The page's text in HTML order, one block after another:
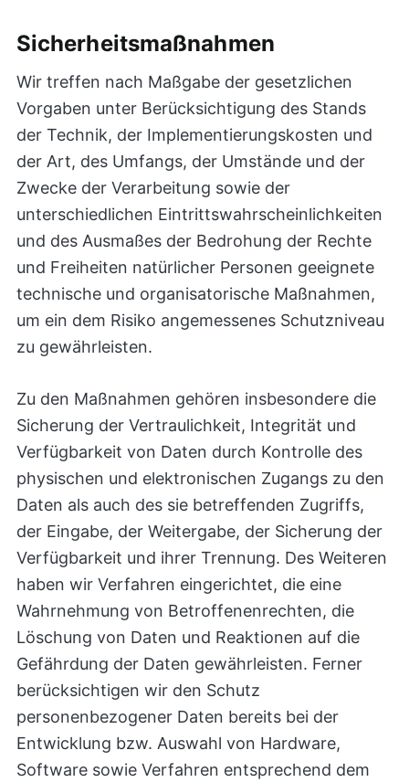
Sicherheitsmaßnahmen
Wir treffen nach Maßgabe der gesetzlichen
Vorgaben unter Berücksichtigung des Stands
der Technik, der Implementierungskosten und
der Art, des Umfangs, der Umstände und der
Zwecke der Verarbeitung sowie der
unterschiedlichen Eintrittswahrscheinlichkeiten
und des Ausmaßes der Bedrohung der Rechte
und Freiheiten natürlicher Personen geeignete
technische und organisatorische Maßnahmen,
um ein dem Risiko angemessenes Schutzniveau
zu gewährleisten.
Zu den Maßnahmen gehören insbesondere die
Sicherung der Vertraulichkeit, Integrität und
Verfügbarkeit von Daten durch Kontrolle des
physischen und elektronischen Zugangs zu den
Daten als auch des sie betreffenden Zugriffs,
der Eingabe, der Weitergabe, der Sicherung der
Verfügbarkeit und ihrer Trennung. Des Weiteren
haben wir Verfahren eingerichtet, die eine
Wahrnehmung von Betroffenenrechten, die
Löschung von Daten und Reaktionen auf die
Gefährdung der Daten gewährleisten. Ferner
berücksichtigen wir den Schutz
personenbezogener Daten bereits bei der
Entwicklung bzw. Auswahl von Hardware,
Software sowie Verfahren entsprechend dem